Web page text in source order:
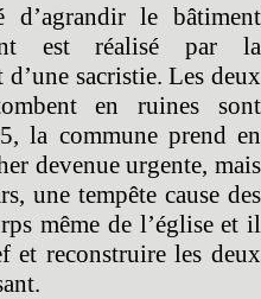
le bâtiment
est réalisé par la
sacristie. Les deux
en ruines sont
la commune prend en
devenue urgente, mais
une tempête cause des
même de l’église et il
et reconstruire les deux